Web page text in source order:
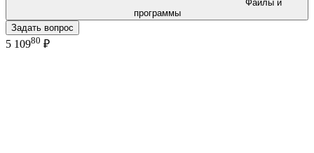
программы
Задать вопрос
5 10980 ₽